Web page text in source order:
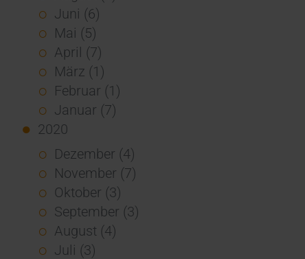
Juni (6)
Mai (5)
April (7)
März (1)
Februar (1)
Januar (7)
2020
Dezember (4)
November (7)
Oktober (3)
September (3)
August (4)
Juli (3)